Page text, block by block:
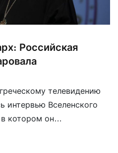
Российская
телевидению
интервью Вселенского
котором он
было невозможно не